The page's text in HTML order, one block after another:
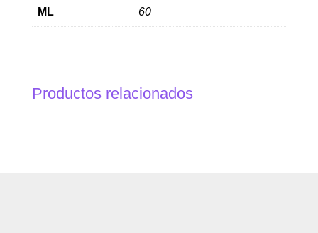
ML 60
Productos relacionados